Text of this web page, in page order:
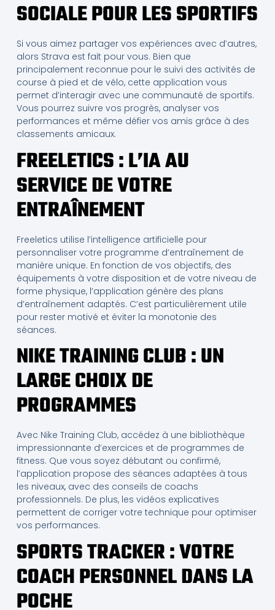
SOCIALE POUR LES SPORTIFS
Si vous aimez partager vos expériences avec d’autres,
alors Strava est fait pour vous. Bien que
principalement reconnue pour le suivi des activités de
course à pied et de vélo, cette application vous
permet d’interagir avec une communauté de sportifs.
Vous pourrez suivre vos progrès, analyser vos
performances et même défier vos amis grâce à des
classements amicaux.
FREELETICS : L’IA AU
SERVICE DE VOTRE
ENTRAÎNEMENT
Freeletics utilise l’intelligence artificielle pour
personnaliser votre programme d’entraînement de
manière unique. En fonction de vos objectifs, des
équipements à votre disposition et de votre niveau de
forme physique, l’application génère des plans
d’entraînement adaptés. C’est particulièrement utile
pour rester motivé et éviter la monotonie des
séances.
NIKE TRAINING CLUB : UN
LARGE CHOIX DE
PROGRAMMES
Avec Nike Training Club, accédez à une bibliothèque
impressionnante d’exercices et de programmes de
fitness. Que vous soyez débutant ou confirmé,
l’application propose des séances adaptées à tous
les niveaux, avec des conseils de coachs
professionnels. De plus, les vidéos explicatives
permettent de corriger votre technique pour optimiser
vos performances.
SPORTS TRACKER : VOTRE
COACH PERSONNEL DANS LA
POCHE